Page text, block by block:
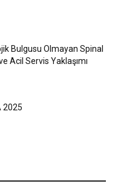
Bulgusu Olmayan Spinal
Acil Servis Yaklaşımı
2025